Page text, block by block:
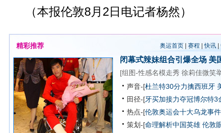
（本报伦敦8月2日电记者杨然）
精彩推荐 奥运首页| 赛程 |快讯|
闭幕式辣妹组合引爆全场 美
[组图-性感名模走秀 徐莉佳微笑
声音-[杜兰特30分力擒西班牙
田径-[牙买加接力夺冠博尔特3
热点-[伦敦奥运会十大乌龙事件
策划-[命理解析中国英雄 伦敦